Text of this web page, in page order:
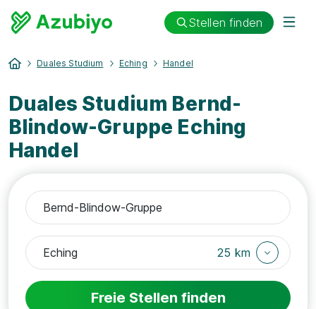
Stellen finden
Duales Studium Eching Handel
Duales Studium Bernd-
Blindow-Gruppe Eching
Handel
25 km
Freie Stellen finden